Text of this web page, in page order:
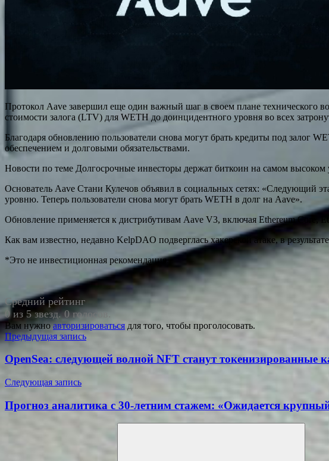
Протокол Aave завершил еще один важный шаг в своем плане технического
стоимости залога (LTV) для WETH до доинцидентного уровня во всех
Благодаря обновлению пользователи снова могут брать кредиты под залог
обеспечением и долговыми обязательствами.
Новости по теме Долгосрочные инвесторы держат биткоин на самом высоком
Основатель Aave Стани Кулечов объявил в социальных сетях: «Следующий
уровню. Теперь пользователи снова могут брать WETH в долг на Aave».
Обновление применяется к дистрибутивам Aave V3, включая Ethereum Core,
Как вам известно, недавно KelpDAO подверглась хакерской атаке, в
*Это не инвестиционная рекомендация.
Средний рейтинг
0 из 5 звезд. 0 голосов.
Вам нужноавторизироваться для того, чтобы проголосовать.
Навигация
по
записям
Предыдущая запись
OpenSea: следующей волной NFT станут токенизированные
Следующая запись
Прогноз аналитика с 30-летним стажем: «Ожидается